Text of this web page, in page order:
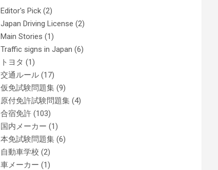
Editor's Pick (2)
Japan Driving License (2)
Main Stories (1)
Traffic signs in Japan (6)
トヨタ (1)
交通ルール (17)
仮免試験問題集 (9)
原付免許試験問題集 (4)
合宿免許 (103)
国内メーカー (1)
本免試験問題集 (6)
自動車学校 (2)
車メーカー (1)